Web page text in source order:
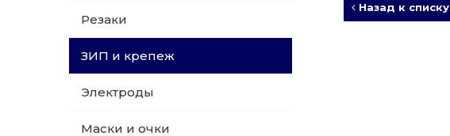
011 Круги
Резаки
ЗИП и крепеж
Электроды
Маски и очки
Назад к списку